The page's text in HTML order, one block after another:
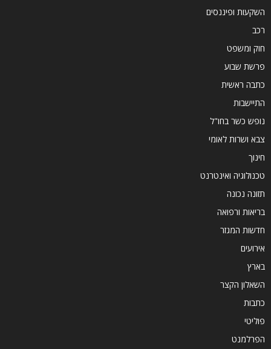
השקעות ופיננסים
רכב
חוק ומשפט
פרשת שבוע
כתבה ראשית
התיישבות
נופש כשר בחו"ל
צבא ושרות לאומי
חינוך
טכנולוגיה ואינטרנט
תזונה נכונה
בריאות ורפואה
חדשות המגזר
אירועים
בארץ
השאלון הקצר
כתבות
פוליטי
הפרלמנט